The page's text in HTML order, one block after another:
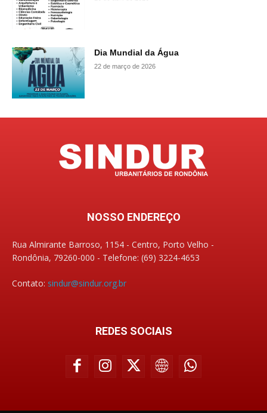
Dia Mundial da Água
22 de março de 2026
NOSSO ENDEREÇO
Rua Almirante Barroso, 1154 - Centro, Porto Velho -
Rondônia, 79260-000 - Telefone: (69) 3224-4653
Contato: sindur@sindur.org.br
REDES SOCIAIS